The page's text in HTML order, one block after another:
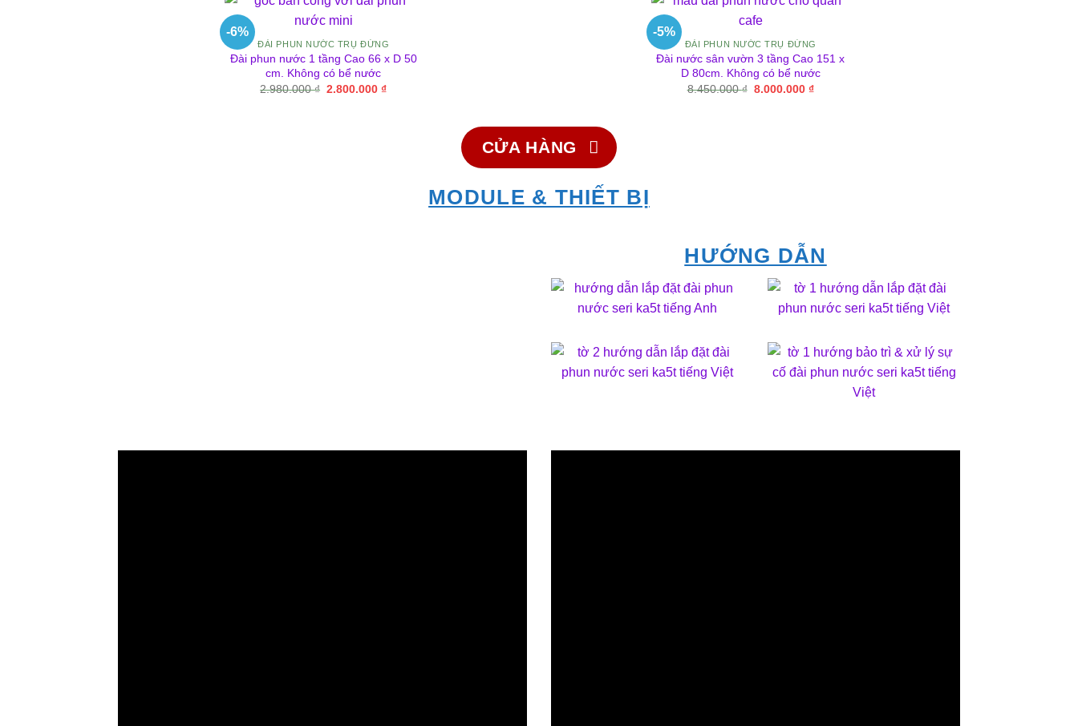
-6%
ĐÀI PHUN NƯỚC TRỤ ĐỨNG
Đài phun nước 1 tầng Cao 66 x D 50
cm. Không có bể nước
2.980.000₫ Giá
2.800.000 ₫Giá
-5%
ĐÀI PHUN NƯỚC TRỤ ĐỨNG
Đài nước sân vườn 3 tầng Cao 151 x
D 80cm. Không có bể nước
8.450.000₫ Giá
8.000.000 ₫Giá
CỬA HÀNG
MODULE & THIẾT BỊ
HƯỚNG DẪN